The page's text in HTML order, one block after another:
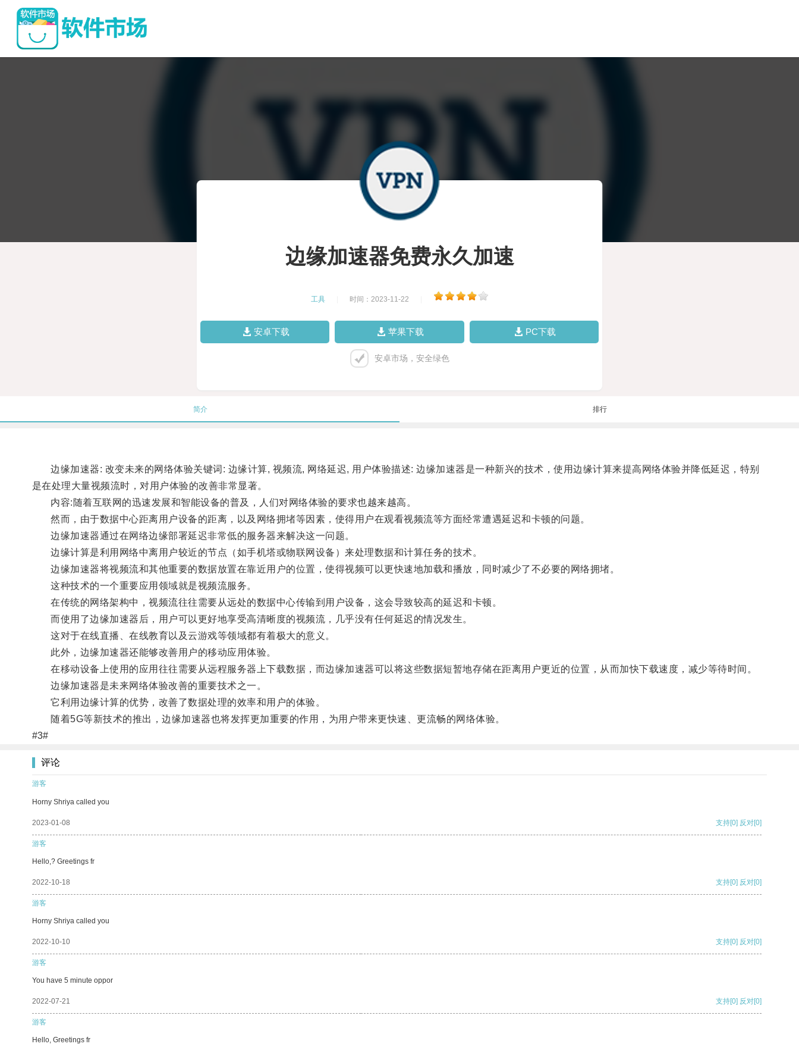
边缘加速器免费永久加速
工具 时间：2023-11-22
安卓下载 苹果下载 PC下载
安卓市场，安全绿色
简介 排行
边缘加速器: 改变未来的网络体验关键词: 边缘计算, 视频流, 网络延迟, 用户体验描述: 边缘加速器是一种新兴的技术，使用边缘计算来提高网络体验并降低延迟，特别
是在处理大量视频流时，对用户体验的改善非常显著。
内容:随着互联网的迅速发展和智能设备的普及，人们对网络体验的要求也越来越高。
然而，由于数据中心距离用户设备的距离，以及网络拥堵等因素，使得用户在观看视频流等方面经常遭遇延迟和卡顿的问题。
边缘加速器通过在网络边缘部署延迟非常低的服务器来解决这一问题。
边缘计算是利用网络中离用户较近的节点（如手机塔或物联网设备）来处理数据和计算任务的技术。
边缘加速器将视频流和其他重要的数据放置在靠近用户的位置，使得视频可以更快速地加载和播放，同时减少了不必要的网络拥堵。
这种技术的一个重要应用领域就是视频流服务。
在传统的网络架构中，视频流往往需要从远处的数据中心传输到用户设备，这会导致较高的延迟和卡顿。
而使用了边缘加速器后，用户可以更好地享受高清晰度的视频流，几乎没有任何延迟的情况发生。
这对于在线直播、在线教育以及云游戏等领域都有着极大的意义。
此外，边缘加速器还能够改善用户的移动应用体验。
在移动设备上使用的应用往往需要从远程服务器上下载数据，而边缘加速器可以将这些数据短暂地存储在距离用户更近的位置，从而加快下载速度，减少等待时间。
边缘加速器是未来网络体验改善的重要技术之一。
它利用边缘计算的优势，改善了数据处理的效率和用户的体验。
随着5G等新技术的推出，边缘加速器也将发挥更加重要的作用，为用户带来更快速、更流畅的网络体验。
#3#
评论
游客
Horny Shriya called you
2023-01-08 支持[0] 反对[0]
游客
Hello,? Greetings fr
2022-10-18 支持[0] 反对[0]
游客
Horny Shriya called you
2022-10-10 支持[0] 反对[0]
游客
You have 5 minute oppor
2022-07-21 支持[0] 反对[0]
游客
Hello, Greetings fr